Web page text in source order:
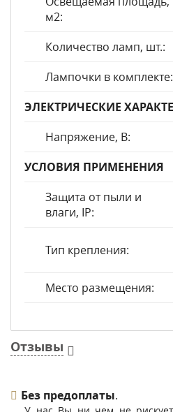
м2:
Количество ламп, шт.:
Лампочки в комплекте:
ЭЛЕКТРИЧЕСКИЕ
Напряжение, В:
УСЛОВИЯ ПРИМЕНЕНИЯ
Защита от пыли и
влаги, IP:
Тип крепления:
Место размещения:
Отзывы
Без предоплаты.